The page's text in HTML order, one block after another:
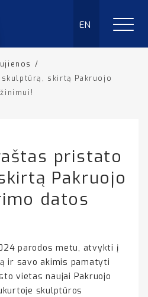
EN
/
skirtą Pakruojo
pristato
Pakruojo
datos
parodos metu, atvykti į
ir savo akimis pamatyti
vietas naujai Pakruojo
skulptūros